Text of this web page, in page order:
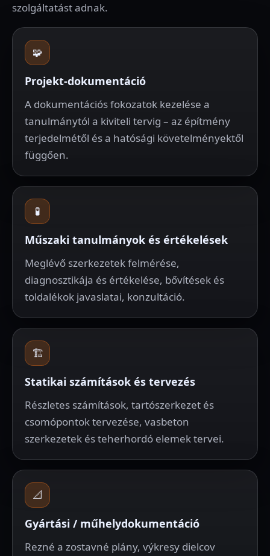
szolgáltatást adnak.
🧩
Projekt-dokumentáció
A dokumentációs fokozatok kezelése a
tanulmánytól a kiviteli tervig – az építmény
terjedelmétől és a hatósági követelményektől
függően.
🧪
Műszaki tanulmányok és értékelések
Meglévő szerkezetek felmérése,
diagnosztikája és értékelése, bővítések és
toldalékok javaslatai, konzultáció.
🏗️
Statikai számítások és tervezés
Részletes számítások, tartószerkezet és
csomópontok tervezése, vasbeton
szerkezetek és teherhordó elemek tervei.
📐
Gyártási / műhelydokumentáció
Rezné a zostavné plány, výkresy dielcov